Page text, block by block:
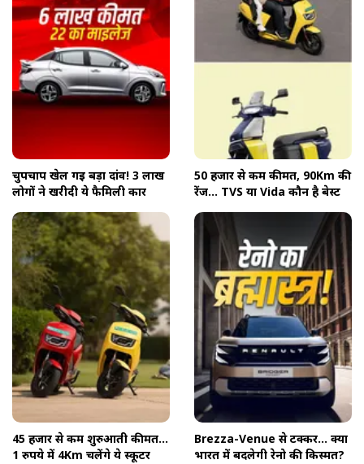
चुपचाप खेल गई बड़ा दांव! 3 लाख
लोगों ने खरीदी ये फैमिली कार
50 हजार से कम कीमत, 90Km की
रेंज... TVS या Vida कौन है बेस्ट
45 हजार से कम शुरुआती कीमत...
1 रुपये में 4Km चलेंगे ये स्कूटर
Brezza-Venue से टक्कर... क्या
भारत में बदलेगी रेनो की किस्मत?